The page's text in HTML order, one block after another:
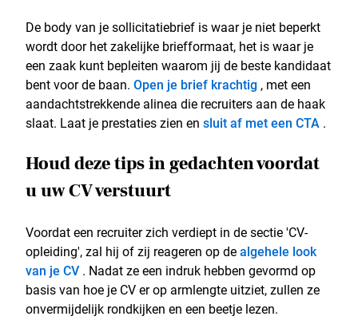
De body van je sollicitatiebrief is waar je niet beperkt
wordt door het zakelijke briefformaat, het is waar je
een zaak kunt bepleiten waarom jij de beste kandidaat
bent voor de baan. Open je brief krachtig , met een
aandachtstrekkende alinea die recruiters aan de haak
slaat. Laat je prestaties zien en sluit af met een CTA .
Houd deze tips in gedachten voordat
u uw CV verstuurt
Voordat een recruiter zich verdiept in de sectie 'CV-
opleiding', zal hij of zij reageren op dealgehele look
van je CV . Nadat ze een indruk hebben gevormd op
basis van hoe je CV er op armlengte uitziet, zullen ze
onvermijdelijk rondkijken en een beetje lezen.